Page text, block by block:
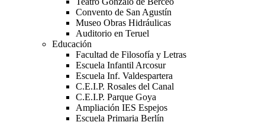
Convento de San Agustín
Museo Obras Hidráulicas
Auditorio en Teruel
Educación
Facultad de Filosofía y Letras
Escuela Infantil Arcosur
Escuela Inf. Valdespartera
C.E.I.P. Rosales del Canal
C.E.I.P. Parque Goya
Ampliación IES Espejos
Escuela Primaria Berlín